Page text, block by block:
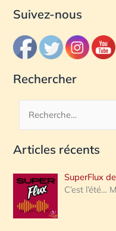
Suivez-nous
Rechercher
c
e
r
c
Articles récents
SuperFlux de
C’est l’été…